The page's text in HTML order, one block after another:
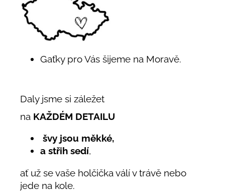
Gaťky pro Vás šijeme na Moravě.
Daly jsme si záležet
na KAŽDÉM DETAILU
švy jsou měkké,
a střih sedí,
ať už se vaše holčička válí v trávě nebo
jede na kole.